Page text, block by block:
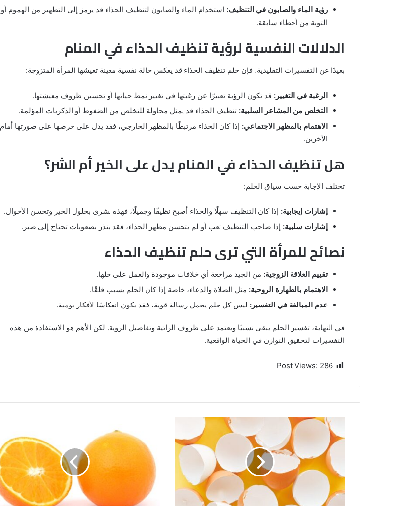
رؤية الماء والصابون في التنظيف: استخدام الماء والصابون لتنظيف الحذاء قد يرمز إلى التطهير من الهموم أو
التوبة من أخطاء سابقة.
الدلالات النفسية لرؤية تنظيف الحذاء في المنام
بعيدًا عن التفسيرات التقليدية، فإن حلم تنظيف الحذاء قد يعكس حالة نفسية معينة تعيشها المرأة المتزوجة:
الرغبة في التغيير: قد تكون الرؤية تعبيرًا عن رغبتها في تغيير نمط حياتها أو تحسين ظروف معيشتها.
التخلص من المشاعر السلبية: تنظيف الحذاء قد يمثل محاولة للتخلص من الضغوط أو الذكريات المؤلمة.
الاهتمام بالمظهر الاجتماعي: إذا كان الحذاء مرتبطًا بالمظهر الخارجي، فقد يدل على حرصها على صورتها أمام
الآخرين.
هل تنظيف الحذاء في المنام يدل على الخير أم الشر؟
تختلف الإجابة حسب سياق الحلم:
إشارات إيجابية: إذا كان التنظيف سهلًا والحذاء أصبح نظيفًا وجميلًا، فهذه بشرى بحلول الخير وتحسن الأحوال.
إشارات سلبية: إذا صاحب التنظيف تعب أو لم يتحسن مظهر الحذاء، فقد ينذر بصعوبات تحتاج إلى صبر.
نصائح للمرأة التي ترى حلم تنظيف الحذاء
تقييم العلاقة الزوجية: من الجيد مراجعة أي خلافات موجودة والعمل على حلها.
الاهتمام بالطهارة الروحية: مثل الصلاة والدعاء، خاصة إذا كان الحلم يسبب قلقًا.
عدم المبالغة في التفسير: ليس كل حلم يحمل رسالة قوية، فقد يكون انعكاسًا لأفكار يومية.
في النهاية، تفسير الحلم يبقى نسبيًا ويعتمد على ظروف الرائية وتفاصيل الرؤية. لكن الأهم هو الاستفادة من هذه
التفسيرات لتحقيق التوازن في الحياة الواقعية.
Post Views: 286